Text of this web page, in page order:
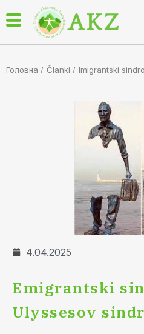
Головна / Članki / Imigrantski
4.04.2025
Emigrantski
Ulyssesov